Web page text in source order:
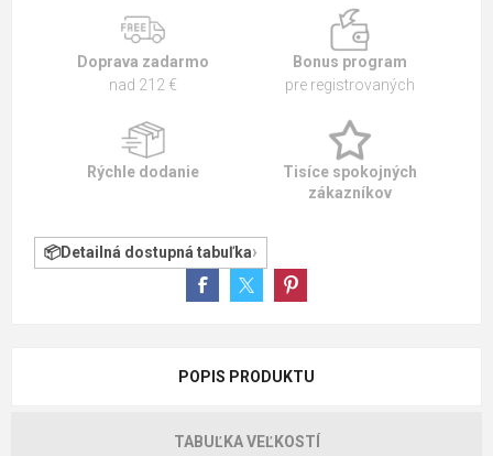
Doprava zadarmo
nad 212 €
Bonus program
pre registrovaných
Rýchle dodanie
Tisíce spokojných
zákazníkov
Detailná dostupná tabuľka
POPIS PRODUKTU
TABUĽKA VEĽKOSTÍ